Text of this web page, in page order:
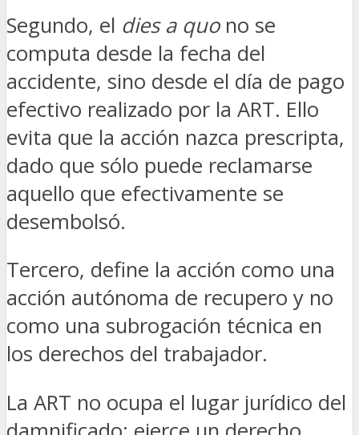
Segundo, el dies a quo no se
computa desde la fecha del
accidente, sino desde el día de pago
efectivo realizado por la ART. Ello
evita que la acción nazca prescripta,
dado que sólo puede reclamarse
aquello que efectivamente se
desembolsó.
Tercero, define la acción como una
acción autónoma de recupero y no
como una subrogación técnica en
los derechos del trabajador.
La ART no ocupa el lugar jurídico del